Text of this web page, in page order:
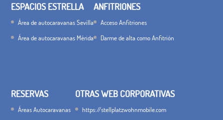
ESPACIOS ESTRELLA
Área de autocaravanas Sevilla
Área de autocaravanas Mérida
ANFITRIONES
Acceso Anfitriones
Darme de alta como Anfitrión
RESERVAS
Áreas Autocaravanas
OTRAS WEB CORPORATIVAS
https://stellplatzwohnmobile.com